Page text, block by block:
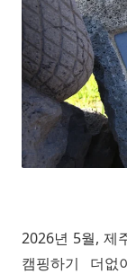
2026년 5월, 제
캠핑하기 더